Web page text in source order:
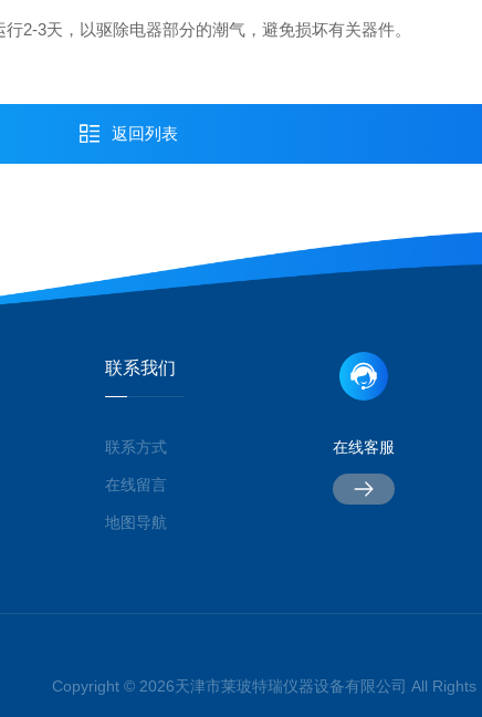
2-3天，以驱除电器部分的潮气，避免损坏有关器件。
返回列表
联系我们
联系方式
在线留言
地图导航
在线客服
Copyright © 2026天津市莱玻特瑞仪器设备有限公司 All